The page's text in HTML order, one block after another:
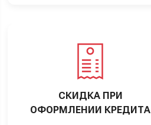
СКИДКА ПРИ
ОФОРМЛЕНИИ КРЕДИТА